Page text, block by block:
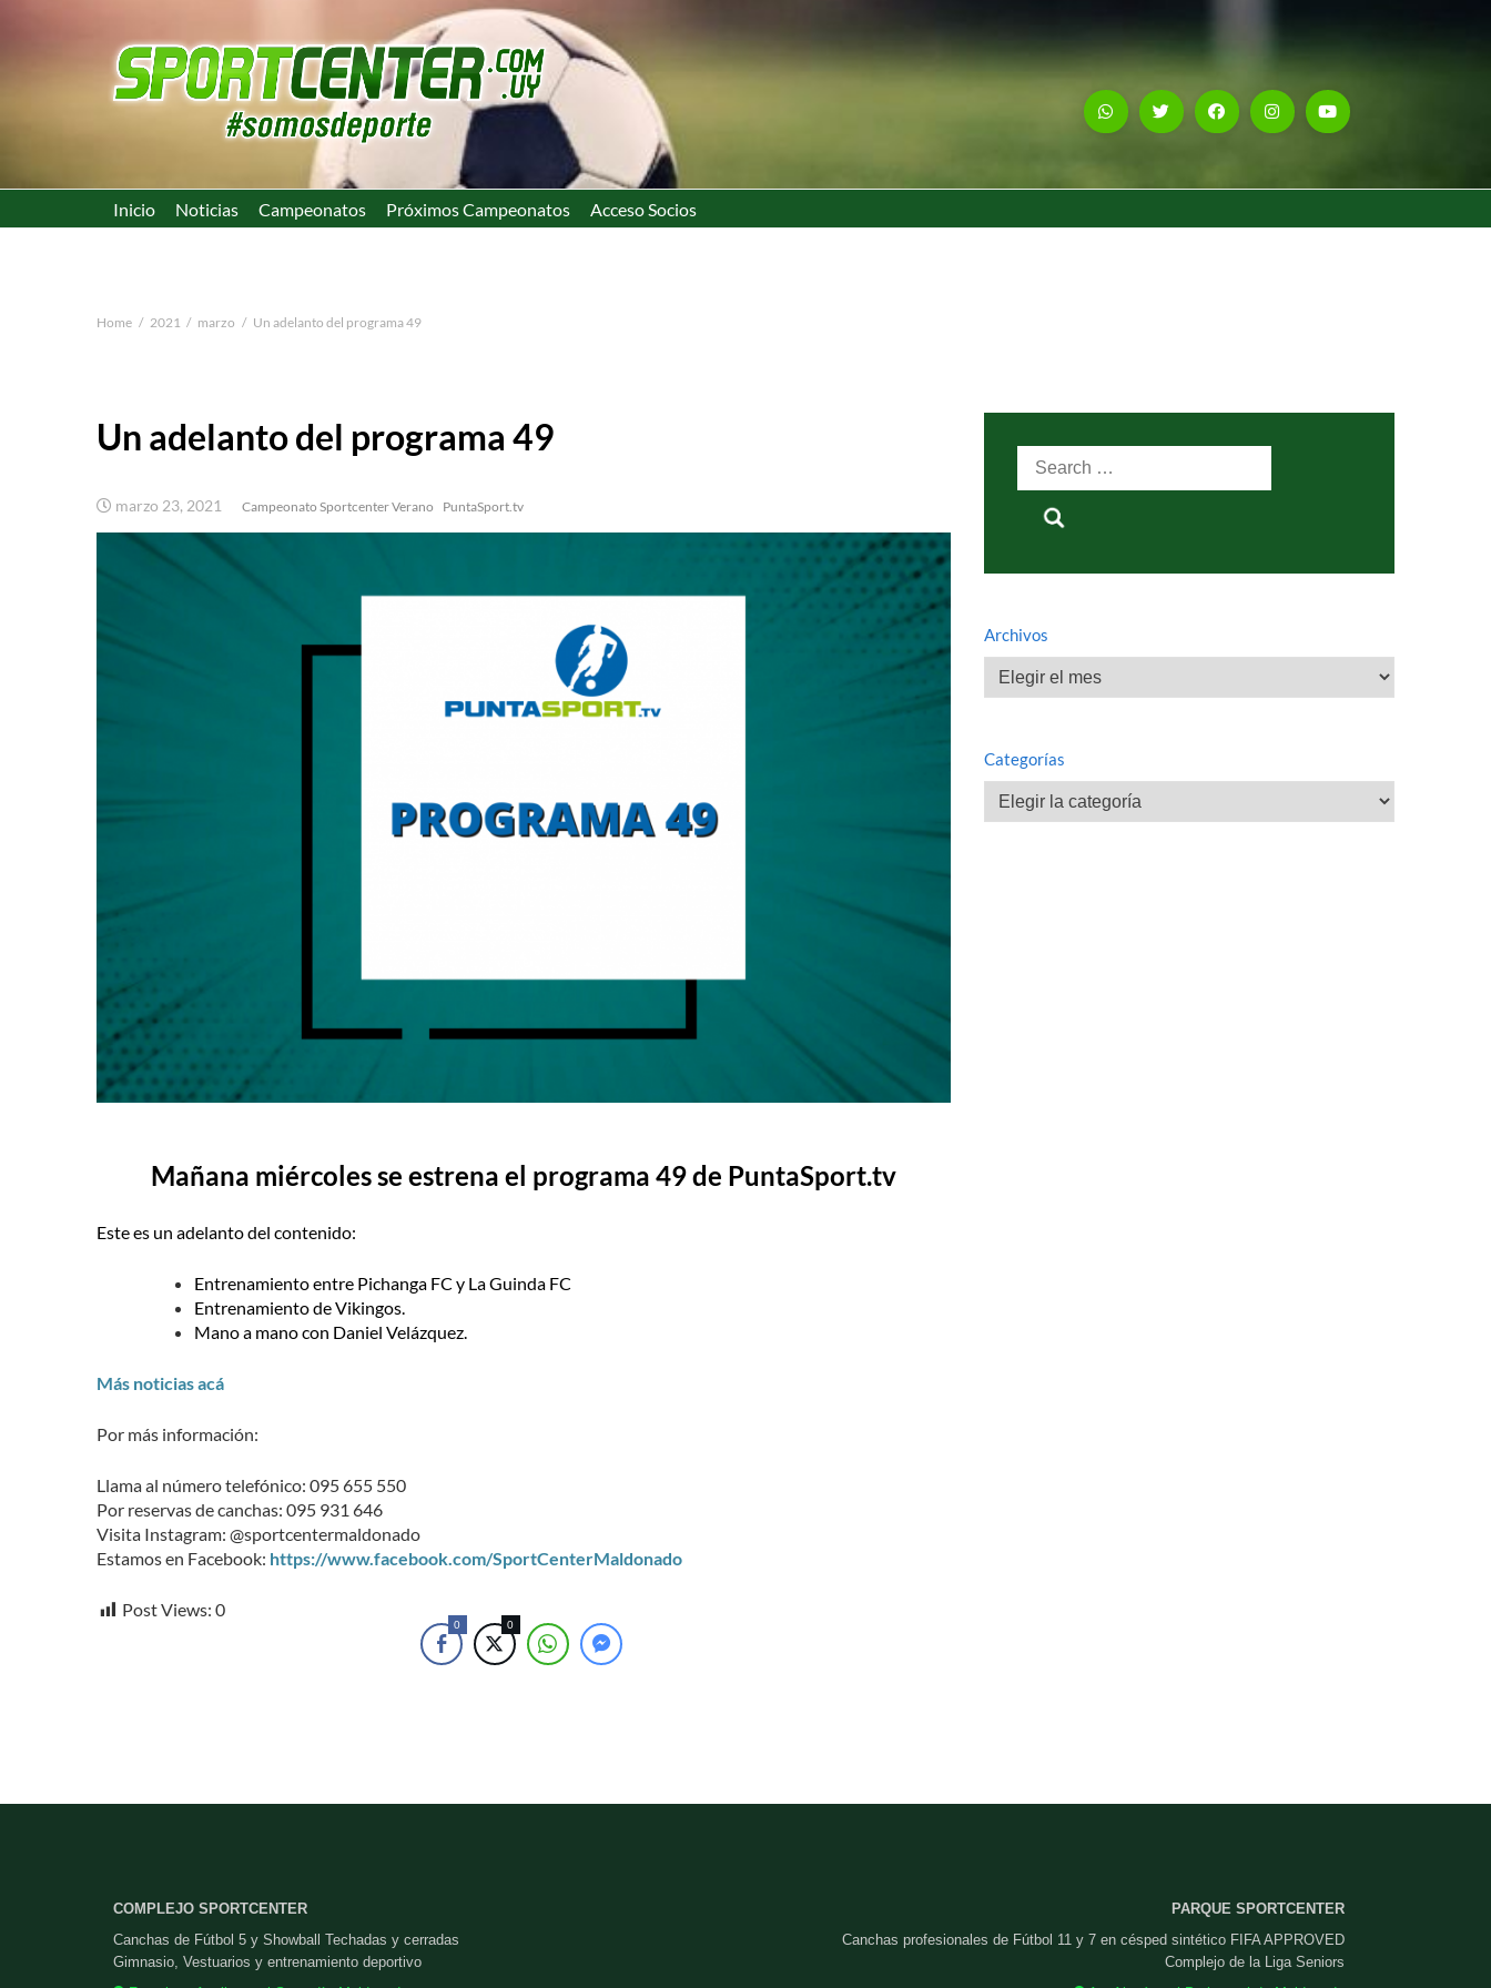
Inicio Noticias Campeonatos Próximos Campeonatos Acceso Socios
Home 2021 marzo Un adelanto del programa 49
Un adelanto del programa 49
marzo 23, 2021 Campeonato Sportcenter Verano PuntaSport.tv
Mañana miércoles se estrena el programa 49 de PuntaSport.tv
Este es un adelanto del contenido:
Entrenamiento entre Pichanga FC y La Guinda FC
Entrenamiento de Vikingos.
Mano a mano con Daniel Velázquez.
Más noticias acá
Por más información:
Llama al número telefónico: 095 655 550
Por reservas de canchas: 095 931 646
Visita Instagram: @sportcentermaldonado
Estamos en Facebook: https://www.facebook.com/SportCenterMaldonado
Post Views: 0
0 0
Search
for:
Archivos
Archivos
Categorías
Categorías
COMPLEJO SPORTCENTER
Canchas de Fútbol 5 y Showball Techadas y cerradas
Gimnasio, Vestuarios y entrenamiento deportivo
PARQUE SPORTCENTER
Canchas profesionales de Fútbol 11 y 7 en césped sintético FIFA APPROVED
Complejo de la Liga Seniors